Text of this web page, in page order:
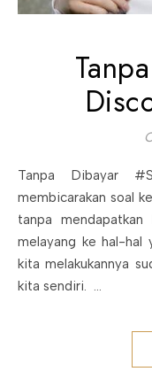
Tanpa Dibayar #SelfDiscovery #Day20 – Ketika
membicarakan soal
tanpa
melayang ke hal-hal
kita melakukannya
kita sendiri. …